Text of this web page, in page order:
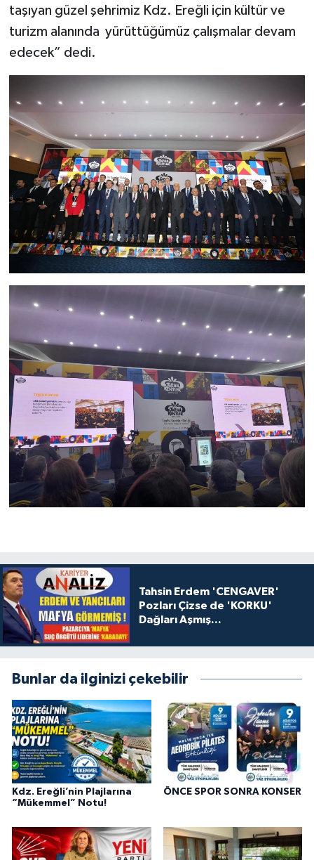
taşıyan güzel şehrimiz Kdz. Ereğli için kültür ve
turizm alanında yürüttüğümüz çalışmalar devam
edecek” dedi.
Tahsin Erdem 'CENGAVER'
Pozları Çizse de 'KORKU'
Dağları Aşmış...
Bunlar da ilginizi çekebilir
Kdz. Ereğli’nin Plajlarına
“Mükemmel” Notu!
ÖNCE SPOR SONRA KONSER